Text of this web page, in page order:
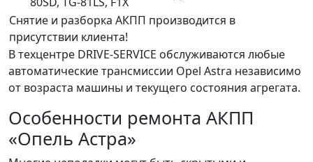
Снятие и разборка АКПП производится в
присутствии клиента!
В техцентре DRIVE-SERVICE обслуживаются любые
автоматические трансмиссии Opel Astra независимо
от возраста машины и текущего состояния агрегата.
Особенности ремонта АКПП
«Опель Астра»